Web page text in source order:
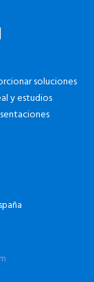
soluciones
y estudios